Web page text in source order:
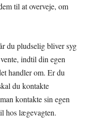
til at overveje, om
du pludselig bliver syg
indtil din egen
handler om. Er du
du kontakte
kontakte sin egen
hos lægevagten.